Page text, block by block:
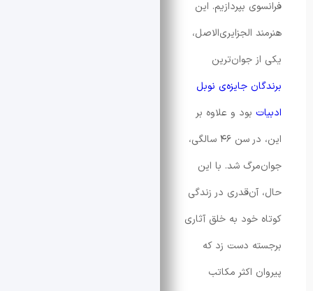
بپردازیم. این
الجزایری‌الاصل،
جوان‌ترین
جایزه‌ی نوبل
بود و علاوه بر
این، در سن ۴۶ سالگی،
شد. با این
در زندگی
به خلق آثاری
دست زد که
اکثر مکاتب